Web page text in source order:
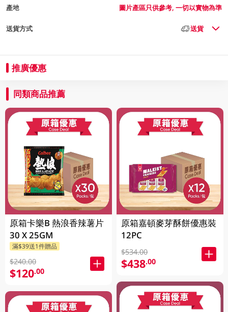
產地 圖片產區只供參考, 一切以實物為準
送貨方式 送貨
推廣優惠
同類商品推薦
原箱卡樂B 熱浪香辣薯片
30 X 25GM
滿$39送1件贈品
$240.00
$120.00
原箱嘉頓麥芽酥餅優惠裝
12PC
$534.00
$438.00